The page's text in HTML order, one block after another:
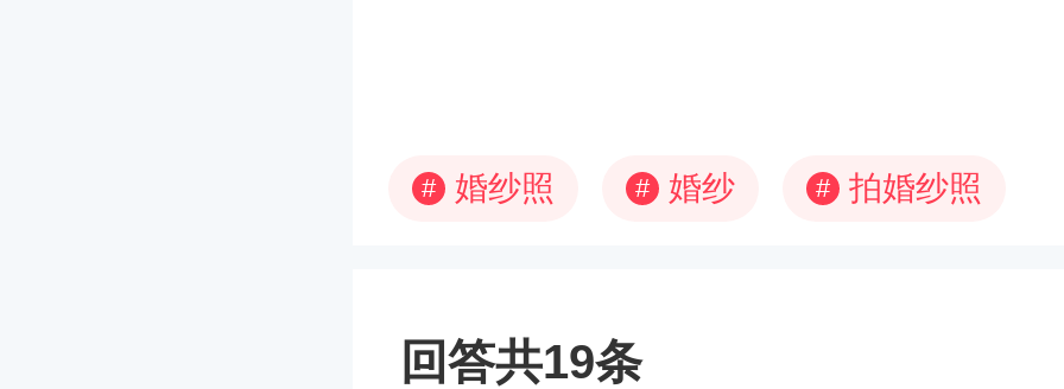
# 婚纱照 # 婚纱 # 拍婚纱照
回答共19条